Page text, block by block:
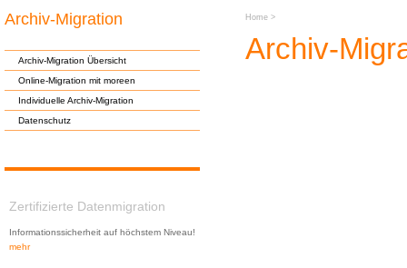
Archiv-Migration
Archiv-Migration Übersicht
Online-Migration mit moreen
Individuelle Archiv-Migration
Datenschutz
Zertifizierte Datenmigration
Informationssicherheit auf höchstem Niveau!
mehr
Home >
Archiv-